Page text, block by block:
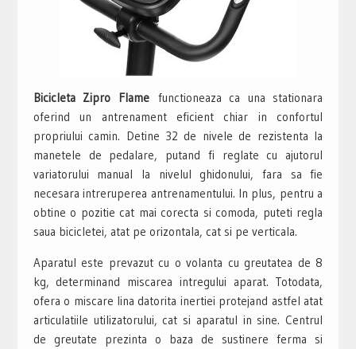
Bicicleta Zipro Flame functioneaza ca una stationara
oferind un antrenament eficient chiar in confortul
propriului camin. Detine 32 de nivele de rezistenta la
manetele de pedalare, putand fi reglate cu ajutorul
variatorului manual la nivelul ghidonului, fara sa fie
necesara intreruperea antrenamentului. In plus, pentru a
obtine o pozitie cat mai corecta si comoda, puteti regla
saua bicicletei, atat pe orizontala, cat si pe verticala.
Aparatul este prevazut cu o volanta cu greutatea de 8
kg, determinand miscarea intregului aparat. Totodata,
ofera o miscare lina datorita inertiei protejand astfel atat
articulatiile utilizatorului, cat si aparatul in sine. Centrul
de greutate prezinta o baza de sustinere ferma si